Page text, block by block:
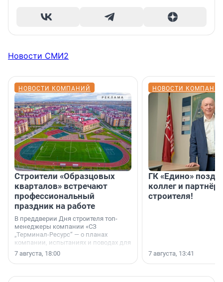
Новости СМИ2
НОВОСТИ КОМПАНИЙ
Строители «Образцовых
кварталов» встречают
профессиональный
праздник на работе
В преддверии Дня строителя топ-
менеджеры компании «СЗ
„Терминал-Ресурс“ — о планах
компании, испытаниях и поводах для
осторожного оптимизма.
7 августа, 18:00
НОВОСТИ
ГК «Едино»
коллег и
строителя!
7 августа, 13:41